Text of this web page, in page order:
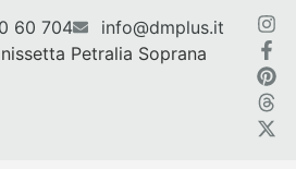
60 704
info@dmplus.it
Petralia Soprana